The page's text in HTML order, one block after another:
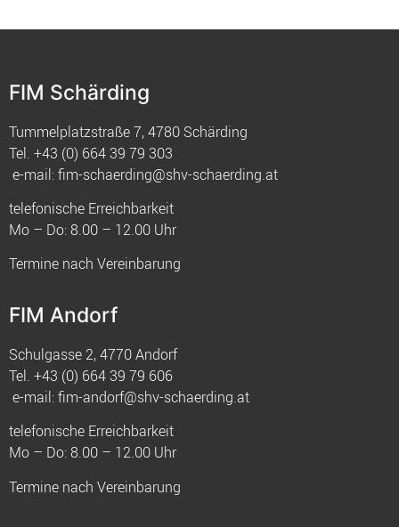
FIM Schärding
Tummelplatzstraße 7, 4780 Schärding
Tel. +43 (0) 664 39 79 303
e-mail:fim-schaerding@shv-schaerding.at
telefonische Erreichbarkeit
Mo – Do: 8.00 – 12.00 Uhr
Termine nach Vereinbarung
FIM Andorf
Schulgasse 2, 4770 Andorf
Tel. +43 (0) 664 39 79 606
e-mail:fim-andorf@shv-schaerding.at
telefonische Erreichbarkeit
Mo – Do: 8.00 – 12.00 Uhr
Termine nach Vereinbarung